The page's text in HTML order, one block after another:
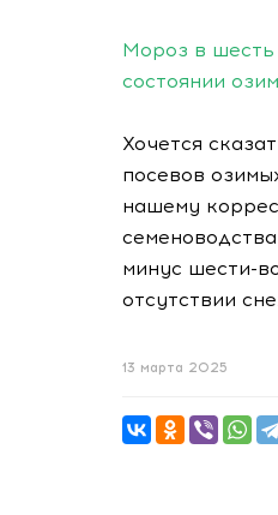
Мороз в шесть
состоянии
Хочется
посевов
нашему
минус шести-
отсутствии
13 марта 2025